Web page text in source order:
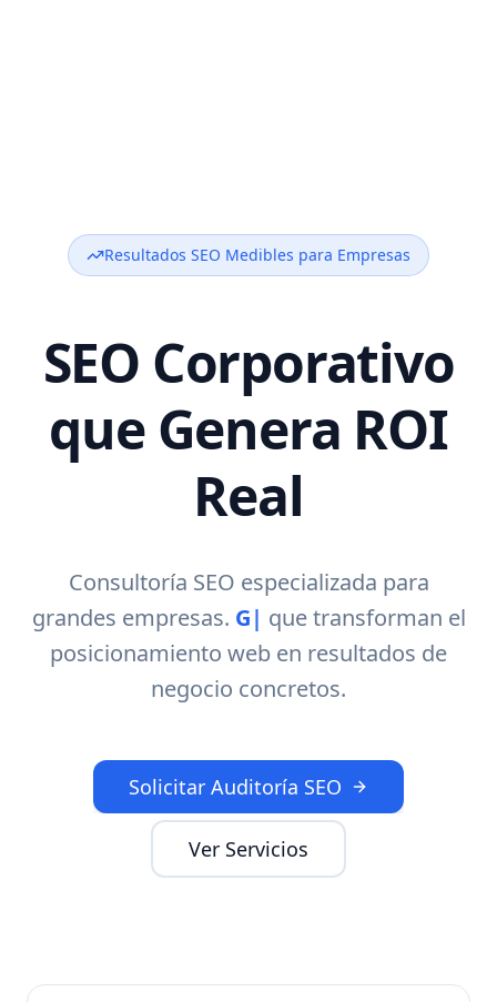
Resultados SEO Medibles para Empresas
SEO Corporativo
que Genera ROI
Real
Consultoría SEO especializada para
grandes empresas. Growth orgánico|que
transforman el posicionamiento web en
resultados de negocio concretos.
Solicitar Auditoría SEO
Ver Servicios